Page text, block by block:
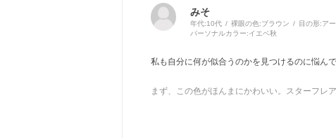
みそ
年代:10代 裸眼の色:ブラウン 目の形:ア
パーソナルカラー:イエベ秋
私も自分に何が似合うのかを見つけるのに悩ん
まず、この色がほんまにかわいい。スターフレ